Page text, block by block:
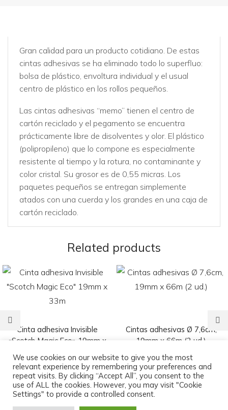
Gran calidad para un producto cotidiano. De estas
cintas adhesivas se ha eliminado todo lo superfluo:
bolsa de plástico, envoltura individual y el usual
centro de plástico en los rollos pequeños.
Las cintas adhesivas “memo” tienen el centro de
cartón reciclado y el pegamento se encuentra
prácticamente libre de disolventes y olor. El plástico
(polipropileno) que lo compone es especialmente
resistente al tiempo y la rotura, no contaminante y
color cristal. Su grosor es de 0,55 micras. Los
paquetes pequeños se entregan simplemente
atados con una cuerda y los grandes en una caja de
cartón reciclado.
Related products
Cinta adhesiva Invisible
«Scotch Magic Eco» 19mm x
33m
2,50€
Cintas adhesivas Ø 7,6cm,
19mm x 66m (2 ud.)
2,55€
We use cookies on our website to give you the most
relevant experience by remembering your preferences and
repeat visits. By clicking “Accept All”, you consent to the
use of ALL the cookies. However, you may visit "Cookie
Settings" to provide a controlled consent.